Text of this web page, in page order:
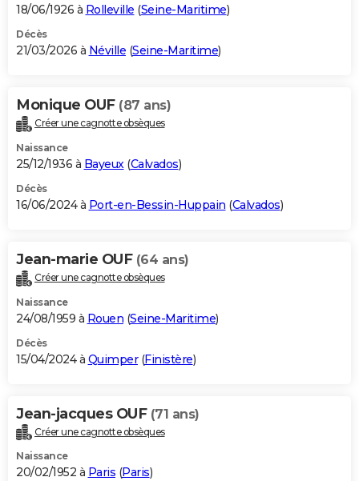
S'inscrire
Se connecter
Lycées
Collèges
Primaires
Universités
Entreprises
Service militaire
Avis de recherche
AVIS DE DÉCÈS
Bricolage
Lifestyle
Culture
Sport
Auto
Television
Voyage
Cinema
18/06/1926 à Rolleville (Seine-Maritime)
Décès
21/03/2026 à Néville (Seine-Maritime)
Monique OUF (87 ans)
Créer une cagnotte obsèques
Naissance
25/12/1936 à Bayeux(Calvados)
Décès
16/06/2024 à Port-en-Bessin-Huppain (Calvados)
Jean-marie OUF (64 ans)
Créer une cagnotte obsèques
Naissance
24/08/1959 à Rouen (Seine-Maritime)
Décès
15/04/2024 à Quimper(Finistère)
Jean-jacques OUF (71 ans)
Créer une cagnotte obsèques
Naissance
20/02/1952 à Paris (Paris)